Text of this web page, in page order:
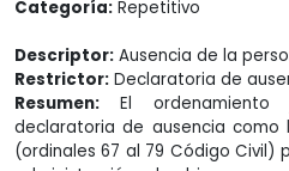
Categoría: Repetitivo
Descriptor: Ausencia de la
Restrictor: Declaratoria de
Resumen: El
declaratoria de ausencia
(ordinales 67 al 79 Código